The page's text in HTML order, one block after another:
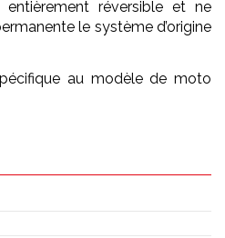
entièrement réversible et ne
le système d’origine
au modèle de moto